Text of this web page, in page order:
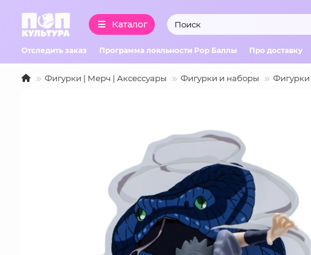
Каталог
Отследить заказ Программа лояльности Pop Баллы Про доставку
Фигурки | Мерч | Аксессуары Фигурки и наборы Фигурки